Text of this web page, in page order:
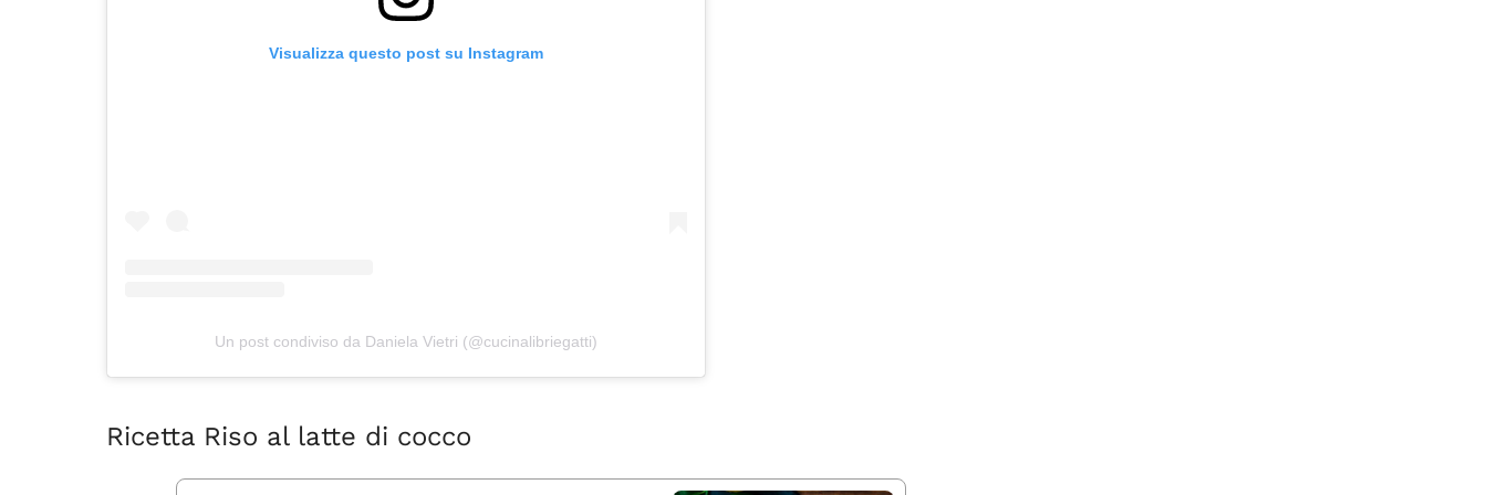
Visualizza questo post su Instagram
Un post condiviso da Daniela Vietri (@cucinalibriegatti)
Ricetta Riso al latte di cocco